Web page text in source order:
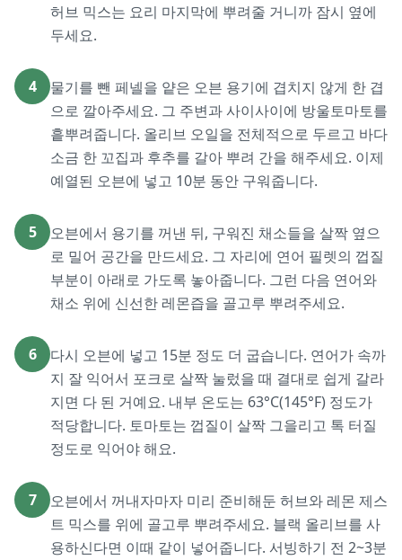
허브 믹스는 요리 마지막에 뿌려줄 거니까 잠시 옆에
두세요.
4
물기를 뺀 페넬을 얕은 오븐 용기에 겹치지 않게 한 겹
으로 깔아주세요. 그 주변과 사이사이에 방울토마토를
흩뿌려줍니다. 올리브 오일을 전체적으로 두르고 바다
소금 한 꼬집과 후추를 갈아 뿌려 간을 해주세요. 이제
예열된 오븐에 넣고 10분 동안 구워줍니다.
5
오븐에서 용기를 꺼낸 뒤, 구워진 채소들을 살짝 옆으
로 밀어 공간을 만드세요. 그 자리에 연어 필렛의 껍질
부분이 아래로 가도록 놓아줍니다. 그런 다음 연어와
채소 위에 신선한 레몬즙을 골고루 뿌려주세요.
6
다시 오븐에 넣고 15분 정도 더 굽습니다. 연어가 속까
지 잘 익어서 포크로 살짝 눌렀을 때 결대로 쉽게 갈라
지면 다 된 거예요. 내부 온도는 63°C(145°F) 정도가
적당합니다. 토마토는 껍질이 살짝 그을리고 톡 터질
정도로 익어야 해요.
7
오븐에서 꺼내자마자 미리 준비해둔 허브와 레몬 제스
트 믹스를 위에 골고루 뿌려주세요. 블랙 올리브를 사
용하신다면 이때 같이 넣어줍니다. 서빙하기 전 2~3분